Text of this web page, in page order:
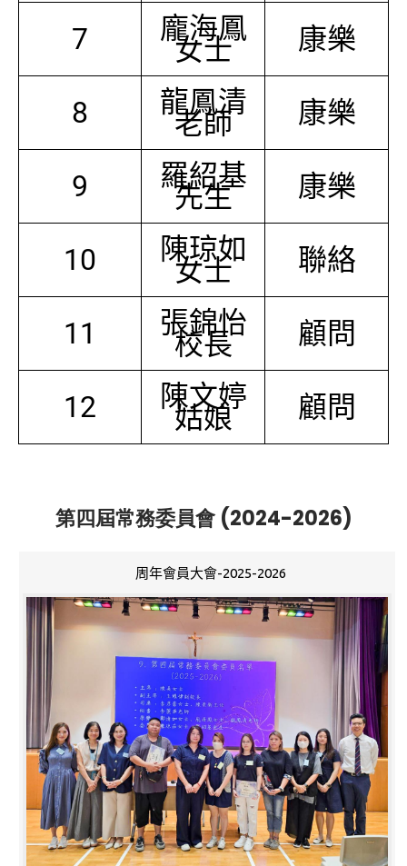
7 龐海鳳
女士 康樂
8 龍鳳清
老師 康樂
9 羅紹基
先生 康樂
10 陳琼如
女士 聯絡
11 張錦怡
校長 顧問
12 陳文婷
姑娘 顧問
第四屆常務委員會 (2024-2026)
周年會員大會-2025-2026